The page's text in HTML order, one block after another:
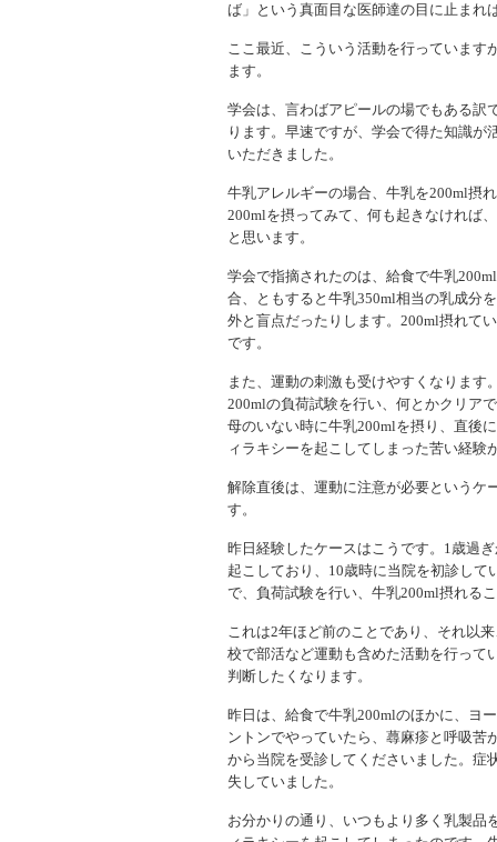
ば」という真面目な医師達の目に止まれ
ここ最近、こういう活動を行っています
ます。
学会は、言わばアピールの場でもある訳
ります。早速ですが、学会で得た知識が
いただきました。
牛乳アレルギーの場合、牛乳を200ml摂
200mlを摂ってみて、何も起きなければ
と思います。
学会で指摘されたのは、給食で牛乳
合、ともすると牛乳350ml相当の乳成分
外と盲点だったりします。200ml摂れて
です。
また、運動の刺激も受けやすくなります
200mlの負荷試験を行い、何とかクリア
母のいない時に牛乳200mlを摂り、直後
ィラキシーを起こしてしまった苦い経験
解除直後は、運動に注意が必要というケ
す。
昨日経験したケースはこうです。1歳過
起こしており、10歳時に当院を初診し
で、負荷試験を行い、牛乳200ml摂れる
これは2年ほど前のことであり、それ以
校で部活など運動も含めた活動を行って
判断したくなります。
昨日は、給食で牛乳200mlのほかに、ヨ
ントンでやっていたら、蕁麻疹と呼吸苦
から当院を受診してくださいました。症
失していました。
お分かりの通り、いつもより多く乳製品